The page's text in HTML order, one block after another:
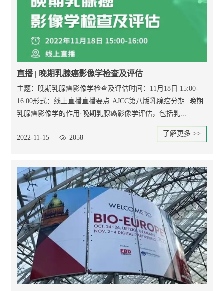
直播 | 晚期乳腺癌影像学检查及评估
主题：晚期乳腺癌影像学检查及评估时间：11月18日 15:00-
16:00形式：线上直播直播要点·AJCC第八版乳腺癌分期· 晚期
乳腺癌影像学的作用·晚期乳腺癌影像学评估，包括乳...
2022-11-15 2058
了解更多 >>